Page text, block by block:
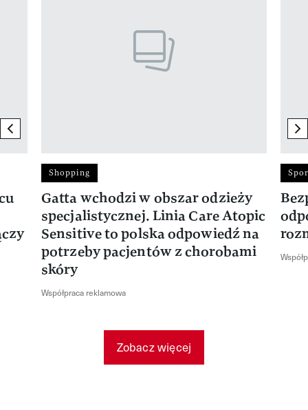
previous element
Shopping
Gatta wchodzi w obszar odzieży
specjalistycznej. Linia Care Atopic
Sensitive to polska odpowiedź na
potrzeby pacjentów z chorobami
skóry
Współpraca reklamowa
Zobacz więcej